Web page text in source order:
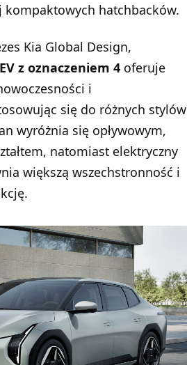
hatchbacków.
Kia Global Design,
z oznaczeniem 4 oferuje
i
się do różnych stylów
wyróżnia się opływowym,
natomiast elektryczny
większą wszechstronność i